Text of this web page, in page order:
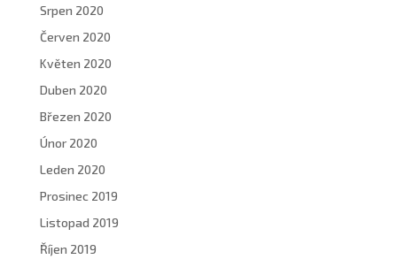
Srpen 2020
Červen 2020
Květen 2020
Duben 2020
Březen 2020
Únor 2020
Leden 2020
Prosinec 2019
Listopad 2019
Říjen 2019